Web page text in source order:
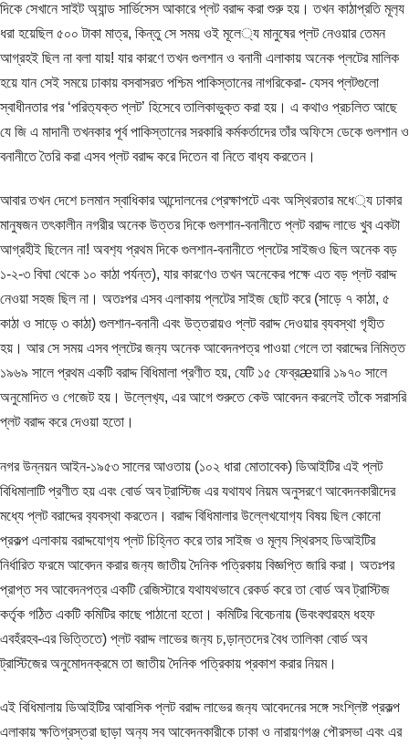
দিকে সেখানে সাইট অ্যান্ড সার্ভিসেস আকারে প্লট বরাদ্দ করা শুরু হয়। তখন কাঠাপ্রতি মূল‍্য
ধরা হয়েছিল ৫০০ টাকা মাত্র, কিন্তু সে সময় ওই মূলে‍্য মানুষের প্লট নেওয়ার তেমন
আগ্রহই ছিল না বলা যায়! যার কারণে তখন গুলশান ও বনানী এলাকায় অনেক প্লটের মালিক
হয়ে যান সেই সময়ে ঢাকায় বসবাসরত পশ্চিম পাকিস্তানের নাগরিকেরা- যেসব প্লটগুলো
স্বাধীনতার পর ‘পরিত‍্যক্ত প্লট’ হিসেবে তালিকাভুক্ত করা হয়। এ কথাও প্রচলিত আছে
যে জি এ মাদানী তখনকার পূর্ব পাকিস্তানের সরকারি কর্মকর্তাদের তাঁর অফিসে ডেকে গুলশান ও
বনানীতে তৈরি করা এসব প্লট বরাদ্দ করে দিতেন বা নিতে বাধ‍্য করতেন।
আবার তখন দেশে চলমান স্বাধিকার আন্দোলনের প্রেক্ষাপটে এবং অস্থিরতার মধে‍্য ঢাকার
মানুষজন তৎকালীন নগরীর অনেক উত্তর দিকে গুলশান-বনানীতে প্লট বরাদ্দ লাভে খুব একটা
আগ্রহীই ছিলেন না! অবশ‍্য প্রথম দিকে গুলশান-বনানীতে প্লটের সাইজও ছিল অনেক বড়
১-২-৩ বিঘা থেকে ১০ কাঠা পর্যন্ত), যার কারণেও তখন অনেকের পক্ষে এত বড় প্লট বরাদ্দ
নেওয়া সহজ ছিল না। অতঃপর এসব এলাকায় প্লটের সাইজ ছোট করে (সাড়ে ৭ কাঠা, ৫
কাঠা ও সাড়ে ৩ কাঠা) গুলশান-বনানী এবং উত্তরায়ও প্লট বরাদ্দ দেওয়ার ব‍্যবস্থা গৃহীত
হয়। আর সে সময় এসব প্লটের জন‍্য অনেক আবেদনপত্র পাওয়া গেলে তা বরাদ্দের নিমিত্ত
১৯৬৯ সালে প্রথম একটি বরাদ্দ বিধিমালা প্রণীত হয়, যেটি ১৫ ফেব্রæয়ারি ১৯৭০ সালে
অনুমোদিত ও গেজেট হয়। উল্লেখ‍্য, এর আগে শুরুতে কেউ আবেদন করলেই তাঁকে সরাসরি
প্লট বরাদ্দ করে দেওয়া হতো।
নগর উন্নয়ন আইন-১৯৫৩ সালের আওতায় (১০২ ধারা মোতাবেক) ডিআইটির এই প্লট
বিধিমালাটি প্রণীত হয় এবং বোর্ড অব ট্রাস্টিজ এর যথাযথ নিয়ম অনুসরণে আবেদনকারীদের
মধ্যে প্লট বরাদ্দের ব‍্যবস্থা করতেন। বরাদ্দ বিধিমালার উল্লেখযোগ‍্য বিষয় ছিল কোনো
প্রকল্প এলাকায় বরাদ্দযোগ‍্য প্লট চিহ্নিত করে তার সাইজ ও মূল‍্য স্থিরসহ ডিআইটির
নির্ধারিত ফরমে আবেদন করার জন‍্য জাতীয় দৈনিক পত্রিকায় বিজ্ঞপ্তি জারি করা। অতঃপর
প্রাপ্ত সব আবেদনপত্র একটি রেজিস্টারে যথাযথভাবে রেকর্ড করে তা বোর্ড অব ট্রাস্টিজ
কর্তৃক গঠিত একটি কমিটির কাছে পাঠানো হতো। কমিটির বিবেচনায় (উবংবৎারহম ধহফ
এবহঁরহব-এর ভিত্তিতে) প্লট বরাদ্দ লাভের জন‍্য চ‚ড়ান্তদের বৈধ তালিকা বোর্ড অব
ট্রাস্টিজের অনুমোদনক্রমে তা জাতীয় দৈনিক পত্রিকায় প্রকাশ করার নিয়ম।
এই বিধিমালায় ডিআইটির আবাসিক প্লট বরাদ্দ লাভের জন‍্য আবেদনের সঙ্গে সংশ্লিষ্ট প্রকল্প
এলাকায় ক্ষতিগ্রস্তরা ছাড়া অন‍্য সব আবেদনকারীকে ঢাকা ও নারায়ণগঞ্জ পৌরসভা এবং এর